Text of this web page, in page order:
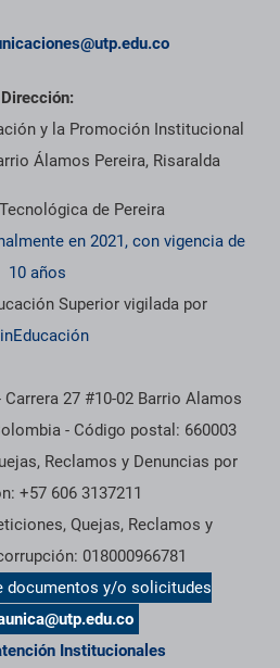
Dirección:
y la Promoción Institucional
Álamos Pereira, Risaralda
de Pereira
en 2021, con vigencia de
10 años
Superior vigilada por
Carrera 27 #10-02 Barrio Alamos
- Código postal: 660003
Reclamos y Denuncias por
+57 606 3137211
Quejas, Reclamos y
018000966781
documentos y/o solicitudes
Institucionales